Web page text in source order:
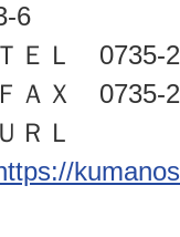
6
ＴＥＬ 0735-
ＦＡＸ 0735-
ＵＲＬ